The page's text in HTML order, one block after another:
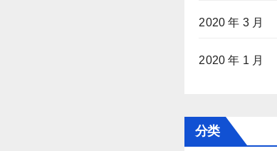
2020 年 3 月
2020 年 1 月
分类